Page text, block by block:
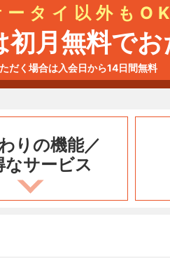
ータイ以外もOK
月無料でお
だく場合は入会日から14日間無料
りの機能／
なサービス